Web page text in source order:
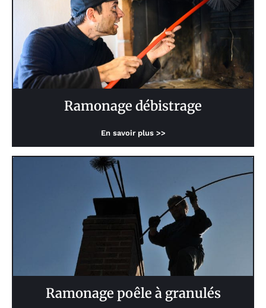
Ramonage débistrage
En savoir plus >>
Ramonage poêle à granulés